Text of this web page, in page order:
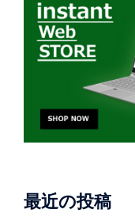
最近の投稿